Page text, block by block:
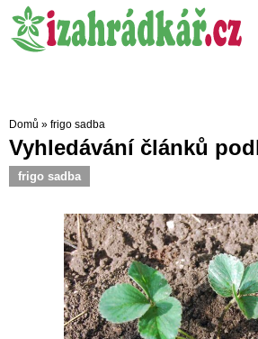
Domů » frigo sadba
Vyhledávání článků
frigo sadba